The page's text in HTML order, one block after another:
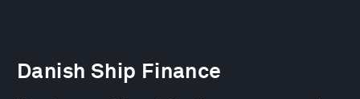
Danish Ship Finance